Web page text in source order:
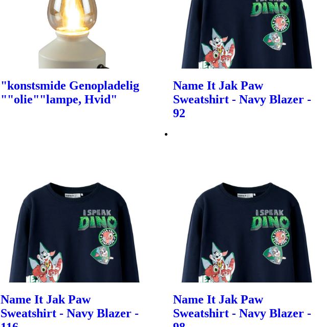
"konstsmide Genopladelig
""olie""lampe, Hvid"
Name It Jak Paw
Sweatshirt - Navy Blazer -
92
Name It Jak Paw
Sweatshirt - Navy Blazer -
Name It Jak Paw
Sweatshirt - Navy Blazer -